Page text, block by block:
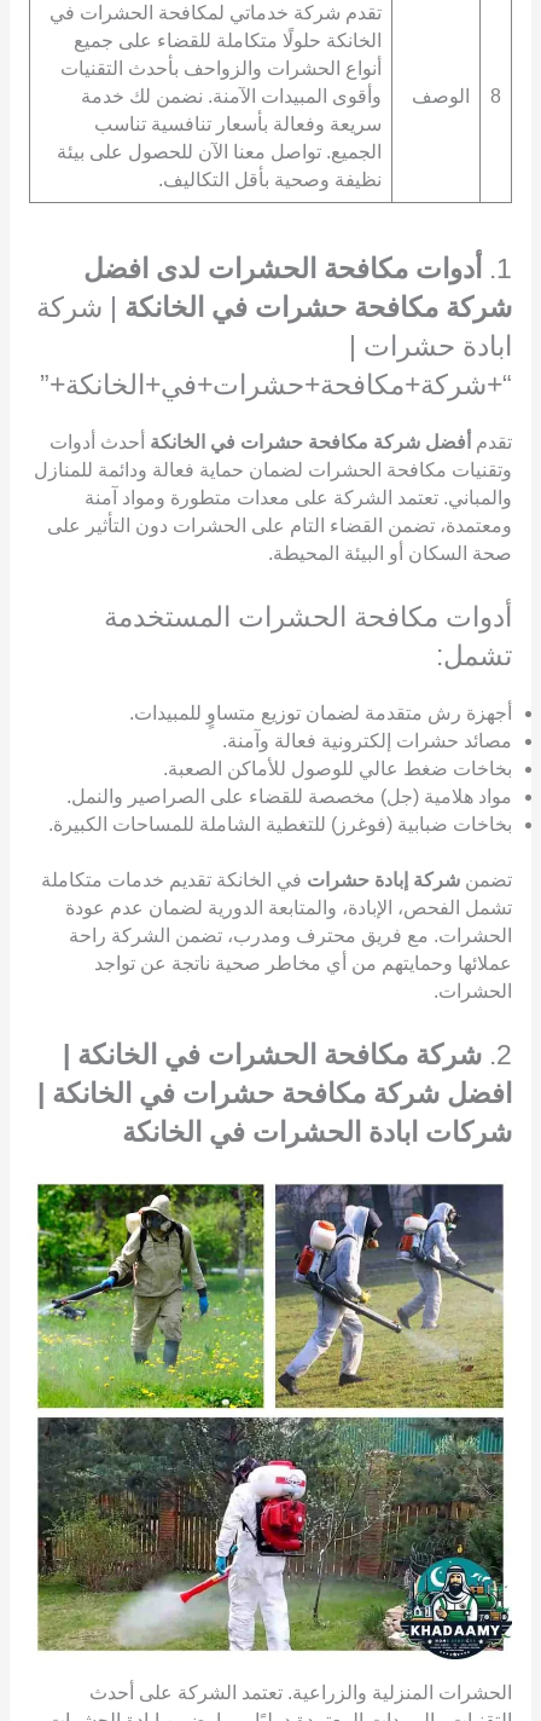
8 الوصف
تقدم شركة خدماتي لمكافحة الحشرات في
الخانكة حلولًا متكاملة للقضاء على جميع
أنواع الحشرات والزواحف بأحدث التقنيات
وأقوى المبيدات الآمنة. نضمن لك خدمة
سريعة وفعالة بأسعار تنافسية تناسب
الجميع. تواصل معنا الآن للحصول على بيئة
نظيفة وصحية بأقل التكاليف.
1.
أدوات مكافحة الحشرات لدى افضل
شركة مكافحة حشرات في الخانكة | شركة
ابادة حشرات |
“+شركة+مكافحة+حشرات+في+الخانكة+”
تقدم أفضل شركة مكافحة حشرات في الخانكة أحدث أدوات
وتقنيات مكافحة الحشرات لضمان حماية فعالة ودائمة للمنازل
والمباني. تعتمد الشركة على معدات متطورة ومواد آمنة
ومعتمدة، تضمن القضاء التام على الحشرات دون التأثير على
صحة السكان أو البيئة المحيطة.
أدوات مكافحة الحشرات المستخدمة
تشمل:
أجهزة رش متقدمة لضمان توزيع متساوٍ للمبيدات.
مصائد حشرات إلكترونية فعالة وآمنة.
بخاخات ضغط عالي للوصول للأماكن الصعبة.
مواد هلامية (جل) مخصصة للقضاء على الصراصير والنمل.
بخاخات ضبابية (فوغرز) للتغطية الشاملة للمساحات الكبيرة.
تضمن شركة إبادة حشرات في الخانكة تقديم خدمات متكاملة
تشمل الفحص، الإبادة، والمتابعة الدورية لضمان عدم عودة
الحشرات. مع فريق محترف ومدرب، تضمن الشركة راحة
عملائها وحمايتهم من أي مخاطر صحية ناتجة عن تواجد
الحشرات.
2. شركة مكافحة الحشرات في الخانكة |
افضل شركة مكافحة حشرات في الخانكة |
شركات ابادة الحشرات في الخانكة
الحشرات المنزلية والزراعية. تعتمد الشركة على أحدث